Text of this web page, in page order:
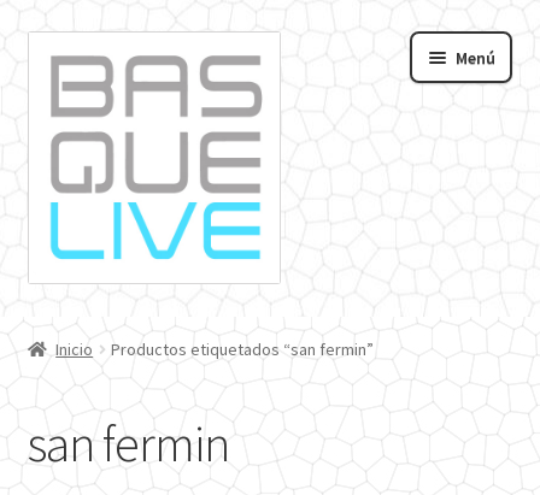
navegación
contenido
Menú
Inicio Productos etiquetados “san fermin”
san fermin